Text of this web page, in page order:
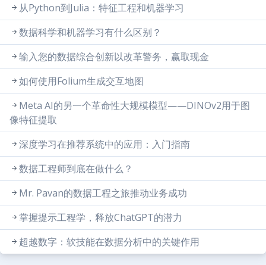
从Python到Julia：特征工程和机器学习
数据科学和机器学习有什么区别？
输入您的数据综合创新以改革警务，赢取现金
如何使用Folium生成交互地图
Meta AI的另一个革命性大规模模型——DINOv2用于图
像特征提取
深度学习在推荐系统中的应用：入门指南
数据工程师到底在做什么？
Mr. Pavan的数据工程之旅推动业务成功
掌握提示工程学，释放ChatGPT的潜力
超越数字：软技能在数据分析中的关键作用